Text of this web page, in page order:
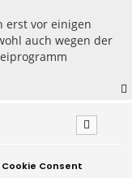
erst vor einigen
auch wegen der
Consent